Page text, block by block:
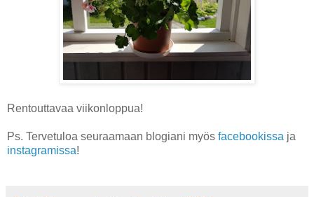
Rentouttavaa viikonloppua!
Ps. Tervetuloa seuraamaan blogiani myös facebookissa ja
instagramissa!